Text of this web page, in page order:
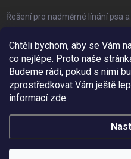
Chtěli bychom, aby se Vám
co nejlépe. Proto naše
Budeme rádi, pokud s nimi
zprostředkovat Vám ještě
informací zde.
Řešení pro nadměrné línání psa
Top 6 značek pro domácí
Copyright 2026Grenze Markt